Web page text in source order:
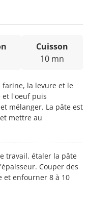
Cuisson
10 mn
farine, la levure et le
et l'oeuf puis
mélanger. La pâte est
mettre au
travail. étaler la pâte
Couper des
et enfourner 8 à 10